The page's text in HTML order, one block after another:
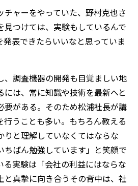
チャーをやっていた、野村克也さ
見つけては、実験もしているんで
表できたらいいなと思っていま
、調査機器の開発も目覚ましい地
は、常に知識や技術を最新へと
要がある。そのため松浦社長が講
行うことも多い。もちろん教える
りと理解していなくてはならな
ちばん勉強しています」と笑顔で
実験は「会社の利益にはならな
と真摯に向き合うその背中は、社